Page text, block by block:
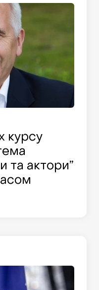
курсу
та актори”